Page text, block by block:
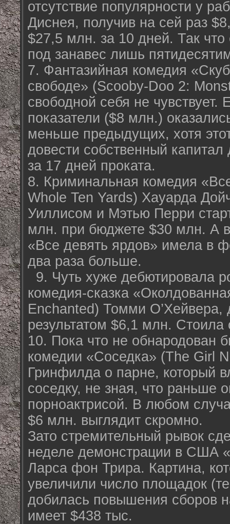
отсутствие популярности у
Диснея, получив на сей раз
$27,5 млн. за 10 дней. Так что
под занавес лишь
7. Фантазийная комедия
свободе» (Scooby-Doo 2:
свободной себя не чувствует.
показатели ($8 млн.)
меньше предыдущих, хотя
довести собственный
за 17 дней проката.
8. Криминальная комедия
Whole Ten Yards) Хауарда
Уиллисом и Мэтью Перри
млн. при бюджете $30 млн. А
«Все девять ярдов» имела в
два раза больше.
9. Чуть хуже дебютировала
комедия-сказка
Enchanted) Томми О’Хейвера,
результатом $6,1 млн.
10. Пока что не обнародован
комедии «Соседка» (The Girl
Гринфилда о парне, который
соседку, не зная, что раньше
порноактрисой. В любом
$6 млн. выглядит скромно.
Зато стремительный рывок
неделе демонстрации в США
Ларса фон Трира. Картина,
увеличили число площадок
добилась повышения сборов
имеет $438 тыс.